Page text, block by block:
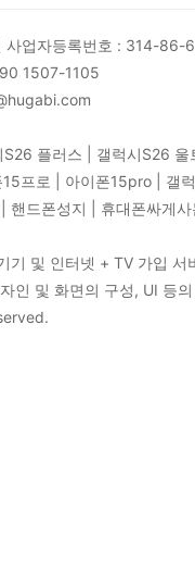
사업자등록번호 : 314-
1507-1105
플러스 | 갤럭시S26
프로 | 아이폰15pro | 갤
드폰성지 | 휴대폰싸게
기 및 인터넷 + TV 가입
인 및 화면의 구성, UI 등